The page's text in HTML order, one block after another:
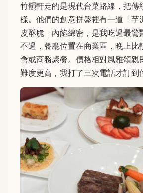
竹韻軒走的是現代台菜路線，把傳
樣。他們的創意拼盤裡有一道「芋
皮酥脆，內餡綿密，是我吃過最驚
不過，餐廳位置在商業區，晚上比
會或商務聚餐。價格相對風雅頌親
難度更高，我打了三次電話才訂到